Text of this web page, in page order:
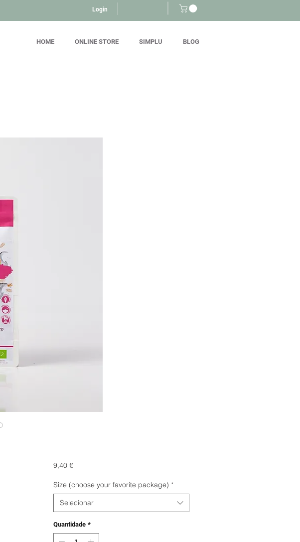
Login
HOME ONLINE STORE SIMPLU BLOG
9,40 €Preço
Size (choose your favorite package) *
Selecionar
Quantidade *